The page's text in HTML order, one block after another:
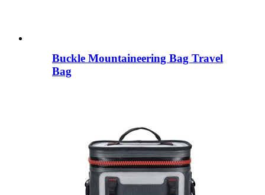
Buckle Mountaineering Bag Travel
Bag